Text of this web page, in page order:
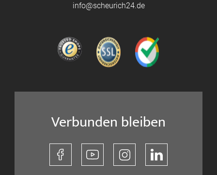
info@scheurich24.de
Verbunden bleiben